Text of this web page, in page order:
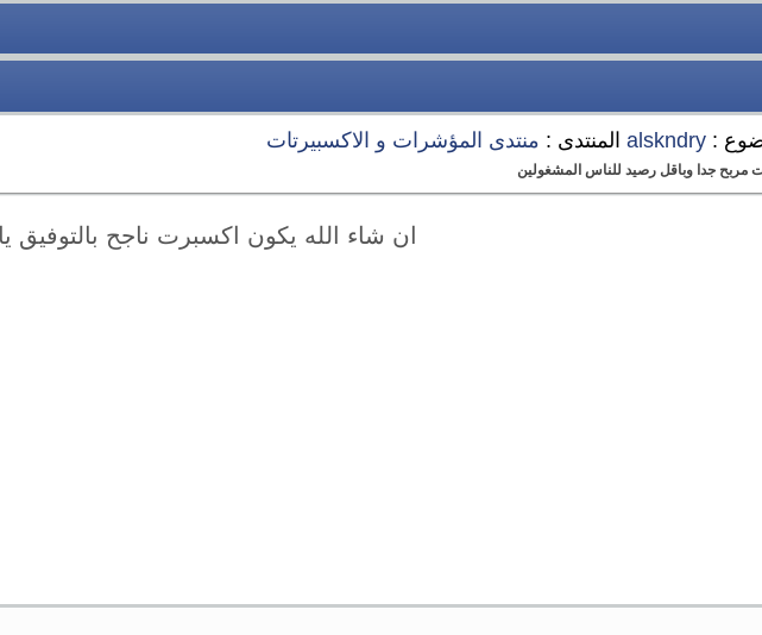
:
alskndry المنتدى : منتدى المؤشرات و الاكسبيرتات
مربح جدا وباقل رصيد للناس المشغولين
ان شاء الله يكون اكسبرت ناجح بالتوفيق